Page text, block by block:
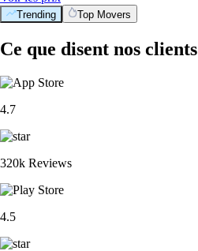
Trending Top Movers
Ce que disent nos clients
4.7
320k Reviews
4.5